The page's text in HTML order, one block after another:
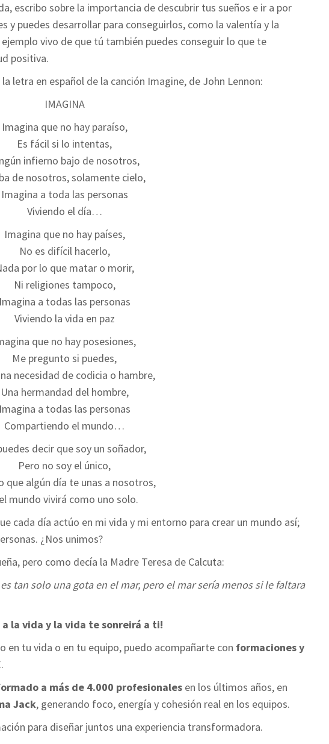
escribo sobre la importancia de descubrir tus sueños e ir a por
y puedes desarrollar para conseguirlos, como la valentía y la
vivo de que tú también puedes conseguir lo que te
positiva.
letra en español de la canción Imagine, de John Lennon:
IMAGINA
Imagina que no hay paraíso,
Es fácil si lo intentas,
infierno bajo de nosotros,
de nosotros, solamente cielo,
Imagina a toda las personas
Viviendo el día…
Imagina que no hay países,
No es difícil hacerlo,
por lo que matar o morir,
Ni religiones tampoco,
Imagina a todas las personas
Viviendo la vida en paz
que no hay posesiones,
Me pregunto si puedes,
necesidad de codicia o hambre,
Una hermandad del hombre,
Imagina a todas las personas
Compartiendo el mundo…
decir que soy un soñador,
Pero no soy el único,
que algún día te unas a nosotros,
mundo vivirá como uno solo.
cada día actúo en mi vida y mi entorno para crear un mundo así;
¿Nos unimos?
pero como decía la Madre Teresa de Calcuta:
tan solo una gota en el mar, pero el mar sería menos si le faltara
a la vida y la vida te sonreirá a ti!
en tu vida o en tu equipo, puedo acompañarte con formaciones y
.
a más de 4.000 profesionales en los últimos años, en
Jack, generando foco, energía y cohesión real en los equipos.
para diseñar juntos una experiencia transformadora.